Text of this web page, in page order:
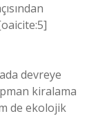
devreye
kiralama
de ekolojik